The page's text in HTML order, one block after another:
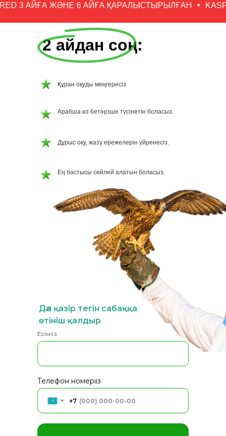
3 АЙҒА ЖӘНЕ 6 АЙҒА ҚАРАЛЫСТЫРЫЛҒАН
2 айдан соң:
Құран оқуды меңгересіз
Арабша өз бетіңізше түсінетін боласыз.
Дұрыс оқу, жазу ережелерін үйренесіз.
Ең бастысы сөйлей алатын боласыз.
Дәл қазір тегін сабаққа
өтініш қалдыр
Есіміңіз
Телефон номеріңіз
+7